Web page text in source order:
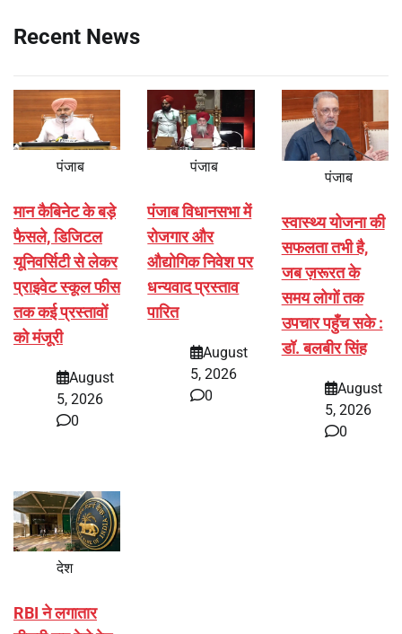
Recent News
पंजाब
मान कैबिनेट के बड़े
फैसले, डिजिटल
यूनिवर्सिटी से लेकर
प्राइवेट स्कूल फीस
तक कई प्रस्तावों
को मंजूरी
August
5, 2026
0
पंजाब
पंजाब विधानसभा में
रोजगार और
औद्योगिक निवेश पर
धन्यवाद प्रस्ताव
पारित
August
5, 2026
0
पंजाब
स्वास्थ्य योजना की
सफलता तभी है,
जब ज़रूरत के
समय लोगों तक
उपचार पहुँच सके :
डॉ. बलबीर सिंह
August
5, 2026
0
देश
RBI ने लगातार